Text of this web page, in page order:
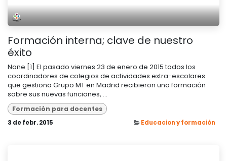
Formación interna; clave de nuestro
éxito
None [1] El pasado viernes 23 de enero de 2015 todos los
coordinadores de colegios de actividades extra-escolares
que gestiona Grupo MT en Madrid recibieron una formación
sobre sus nuevas funciones, ...
Formación para docentes
3 de febr. 2015 Educacion y formación